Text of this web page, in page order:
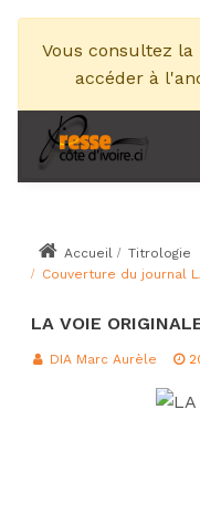
Vous consultez
accéder à
Accueil
Titrologie
Couverture du journal
LA VOIE
DIA Marc Aurèle